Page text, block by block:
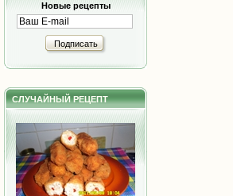
Новые рецепты
Подписать
СЛУЧАЙНЫЙ РЕЦЕПТ